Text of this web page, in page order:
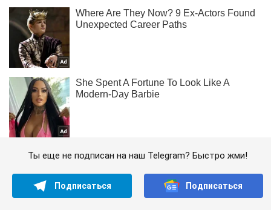
Ты еще не подписан на наш Telegram? Быстро жми!
Подписаться Подписаться